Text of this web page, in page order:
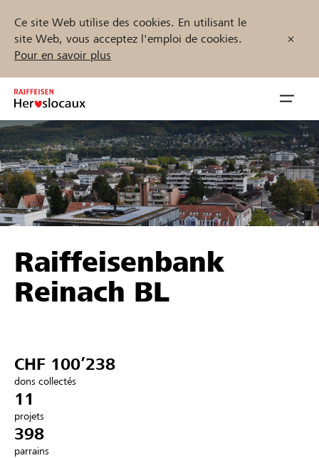
Ce site Web utilise des cookies. En utilisant le
site Web, vous acceptez l'emploi de cookies.
Pour en savoir plus
Inhalt
springen
öffnen
Parrainer
Soutien & assistance
Se connecter
Trouvez des projets et des organisations
Démarrez maintenant
Raiffeisenbank
Reinach BL
CHF 100’238
dons collectés
11
projets
398
parrains